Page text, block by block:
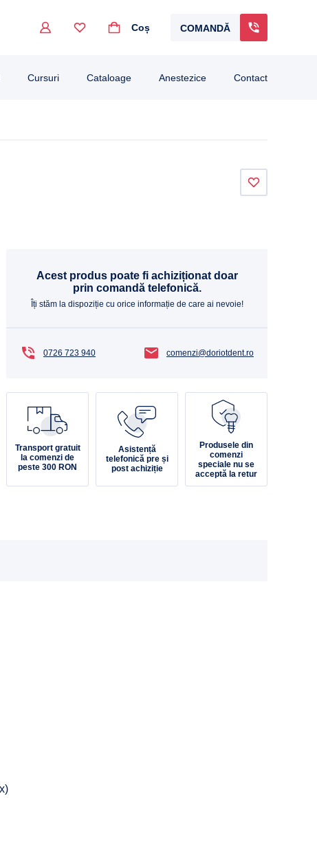
go to the desired page. Touch device users, explore by touch or with swipe
Coș COMANDĂ
Cursuri Cataloage Anestezice Contact
Acest produs poate fi achiziționat doar
prin comandă telefonică.
Îți stăm la dispoziție cu orice informație de care ai nevoie!
0726 723 940 comenzi@doriotdent.ro
Transport gratuit
la comenzi de
peste 300 RON
Asistență
telefonică pre și
post achiziție
Produsele din
comenzi
speciale nu se
acceptă la retur